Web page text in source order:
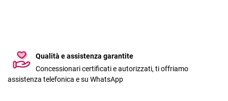
Qualità e assistenza garantite
Concessionari certificati e autorizzati, ti offriamo
assistenza telefonica e su WhatsApp